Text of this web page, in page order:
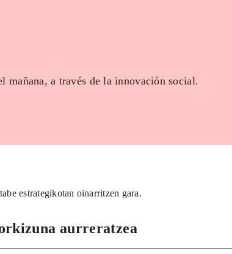
a través de la innovación social.
estrategikotan oinarritzen gara.
aurreratzea